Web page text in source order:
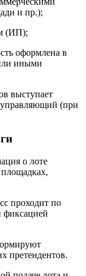
и пр.);
(ИП);
оформлена в
иными
выступает
(при
о лоте
проходит по
фиксацией
претендентов.